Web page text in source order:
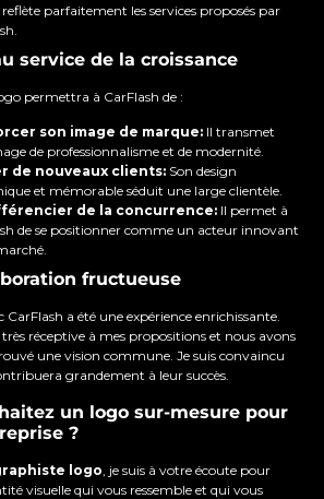
parfaitement les services proposés par
service de la croissance
permettra à CarFlash de :
son image de marque: Il transmet
de professionnalisme et de modernité.
de nouveaux clients: Son design
et mémorable séduit une large clientèle.
de la concurrence: Il permet à
de se positionner comme un acteur innovant
fructueuse
CarFlash a été une expérience enrichissante.
très réceptive à mes propositions et nous avons
une vision commune. Je suis convaincu
grandement à leur succès.
un logo sur-mesure pour
?
logo , je suis à votre écoute pour
visuelle qui vous ressemble et qui vous